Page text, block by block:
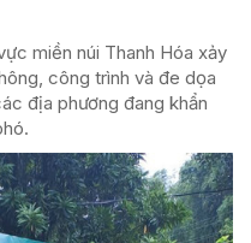
miền núi Thanh Hóa xảy
công trình và đe dọa
địa phương đang khẩn